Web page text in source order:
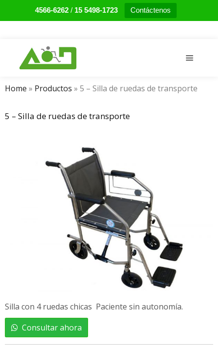
4566-6262/ 15 5498-1723 Contáctenos
Home » Productos » 5 – Silla de ruedas de transporte
5 – Silla de ruedas de transporte
Silla con 4 ruedas chicas Paciente sin autonomía.
Consultar ahora